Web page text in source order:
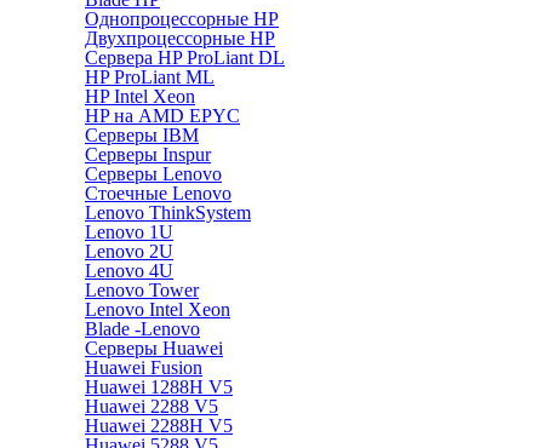
Однопроцессорные HP
Двухпроцессорные HP
Сервера HP ProLiant DL
HP ProLiant ML
HP Intel Xeon
HP на AMD EPYC
Серверы IBM
Серверы Inspur
Серверы Lenovo
Стоечные Lenovo
Lenovo ThinkSystem
Lenovo 1U
Lenovo 2U
Lenovo 4U
Lenovo Tower
Lenovo Intel Xeon
Blade -Lenovo
Серверы Huawei
Huawei Fusion
Huawei 1288H V5
Huawei 2288 V5
Huawei 2288H V5